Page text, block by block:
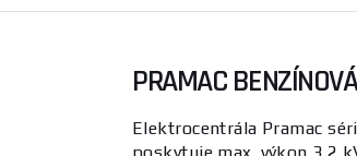
PRAMAC
Elektrocentrála Pramac